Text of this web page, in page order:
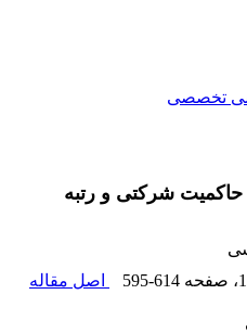
تخصصی
شرکتی و رتبه
، صفحه 595-614
اصل مقاله